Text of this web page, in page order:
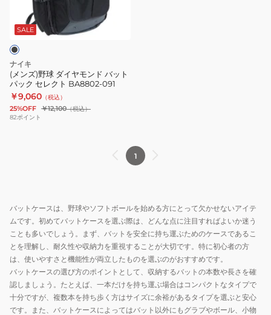
ヤ
モ
ン
ド
バ
ッ
ト
ト
BA8802-
091
SALE
ナイキ
(メンズ)野球 ダイヤモンド バット
パック セレクト BA8802-091
￥9,060 （税込）
25%OFF ￥12,100（税込）
82ポイント
1
バットケースは、野球やソフトボールを始める方にとって欠かせないアイテ
ムです。初めてバットケースを選ぶ際は、どんな点に注目すればよいか迷う
ことも多いでしょう。まず、バットを安全に持ち運ぶためのケースであるこ
とを理解し、耐久性や収納力を重視することが大切です。特に初心者の方
は、使いやすさと機能性が両立したものを選ぶのがおすすめです。
バットケースの選び方のポイントとして、収納するバットの本数や長さを確
認しましょう。たとえば、一本だけを持ち運ぶ場合はコンパクトなタイプで
十分ですが、複数本を持ち歩く方はサイズに余裕があるタイプを選ぶと安心
です。また、バットケースによってはバット以外にもグラブやボール、小物